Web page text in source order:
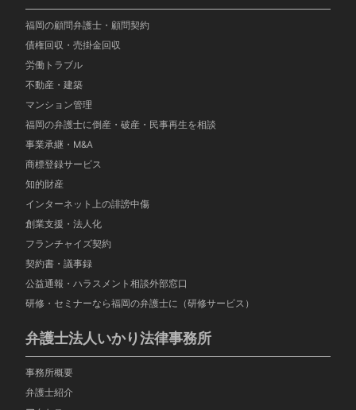
福岡の顧問弁護士・顧問契約
債権回収・売掛金回収
労働トラブル
不動産・建築
マンション管理
福岡の弁護士に倒産・破産・民事再生を相談
事業承継・M&A
商標登録サービス
知的財産
インターネット上の誹謗中傷
創業支援・法人化
フランチャイズ契約
契約書・議事録
公益通報・ハラスメント相談外部窓口
研修・セミナーなら福岡の弁護士に（研修サービス）
弁護士法人いかり法律事務所
事務所概要
弁護士紹介